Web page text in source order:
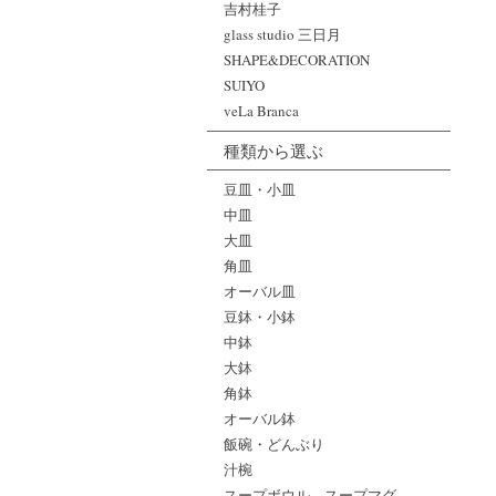
吉村桂子
glass studio 三日月
SHAPE&DECORATION
SUIYO
veLa Branca
種類から選ぶ
豆皿・小皿
中皿
大皿
角皿
オーバル皿
豆鉢・小鉢
中鉢
大鉢
角鉢
オーバル鉢
飯碗・どんぶり
汁椀